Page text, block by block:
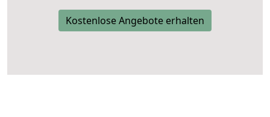
Kostenlose Angebote erhalten